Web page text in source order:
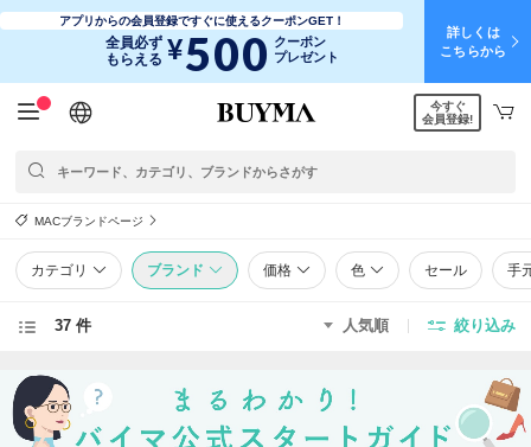
アプリからの会員登録ですぐに使えるクーポンGET！
全員必ず
もらえる ¥500 クーポン
プレゼント
詳しくは
こちらから
日本語
English
简体中文
繁體中文
今すぐ
会員登録!
MACブランドページ
カテゴリ ブランド 価格 色 セール 手
37 件 人気順 絞り込み